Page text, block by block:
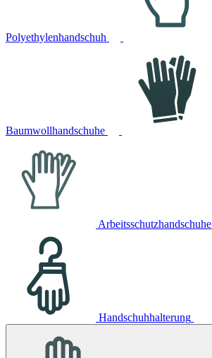
Polyethylenhandschuh
Baumwollhandschuhe
Arbeitsschutzhandschuhe
Handschuhhalterung